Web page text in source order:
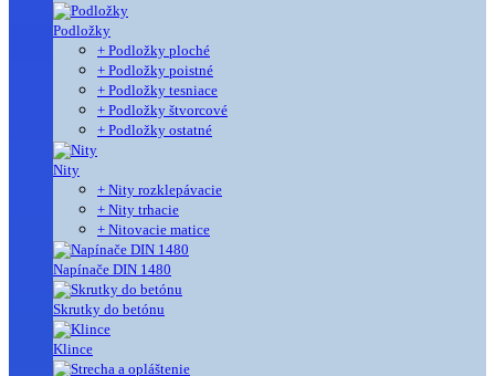
Podložky
+ Podložky ploché
+ Podložky poistné
+ Podložky tesniace
+ Podložky štvorcové
+ Podložky ostatné
Nity
+ Nity rozklepávacie
+ Nity trhacie
+ Nitovacie matice
Napínače DIN 1480
Skrutky do betónu
Klince